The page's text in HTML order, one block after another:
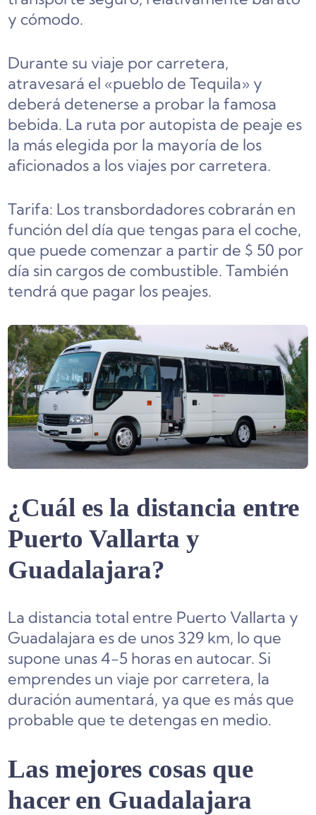
y cómodo.
Durante su viaje por carretera,
atravesará el «pueblo de Tequila» y
deberá detenerse a probar la famosa
bebida. La ruta por autopista de peaje es
la más elegida por la mayoría de los
aficionados a los viajes por carretera.
Tarifa: Los transbordadores cobrarán en
función del día que tengas para el coche,
que puede comenzar a partir de $ 50 por
día sin cargos de combustible. También
tendrá que pagar los peajes.
¿Cuál es la distancia entre
Puerto Vallarta y
Guadalajara?
La distancia total entre Puerto Vallarta y
Guadalajara es de unos 329 km, lo que
supone unas 4-5 horas en autocar. Si
emprendes un viaje por carretera, la
duración aumentará, ya que es más que
probable que te detengas en medio.
Las mejores cosas que
hacer en Guadalajara